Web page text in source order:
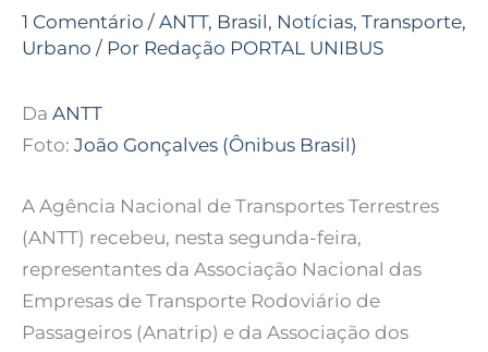
1 Comentário / ANTT, Brasil, Notícias, Transporte,
Urbano / Por Redação PORTAL UNIBUS
Da ANTT
Foto: João Gonçalves (Ônibus Brasil)
A Agência Nacional de Transportes Terrestres
(ANTT) recebeu, nesta segunda-feira,
representantes da Associação Nacional das
Empresas de Transporte Rodoviário de
Passageiros (Anatrip) e da Associação dos